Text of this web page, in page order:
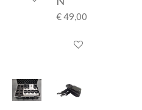
€ 49,00
In winkelwagen